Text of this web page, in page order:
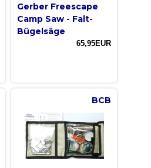
Gerber Freescape
Camp Saw - Falt-
Bügelsäge
65,95EUR
BCB